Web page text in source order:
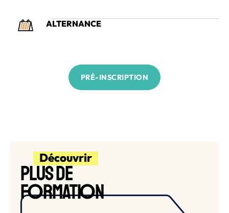
ALTERNANCE
PRÉ-INSCRIPTION
Découvrir
PLUS DE
FORMATION